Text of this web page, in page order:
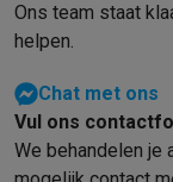
Ons team staat
helpen.
Chat met ons
Vul ons
We behandelen je